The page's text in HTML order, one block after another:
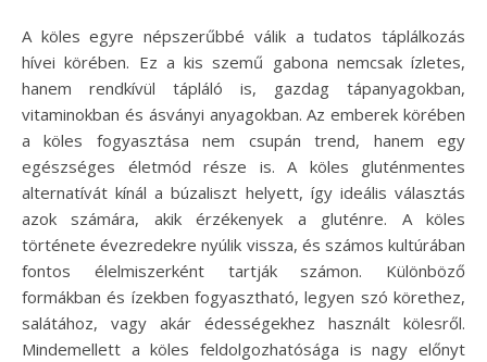
A köles egyre népszerűbbé válik a tudatos táplálkozás
hívei körében. Ez a kis szemű gabona nemcsak ízletes,
hanem rendkívül tápláló is, gazdag tápanyagokban,
vitaminokban és ásványi anyagokban. Az emberek körében
a köles fogyasztása nem csupán trend, hanem egy
egészséges életmód része is. A köles gluténmentes
alternatívát kínál a búzaliszt helyett, így ideális választás
azok számára, akik érzékenyek a gluténre. A köles
története évezredekre nyúlik vissza, és számos kultúrában
fontos élelmiszerként tartják számon. Különböző
formákban és ízekben fogyasztható, legyen szó körethez,
salátához, vagy akár édességekhez használt kölesről.
Mindemellett a köles feldolgozhatósága is nagy előnyt